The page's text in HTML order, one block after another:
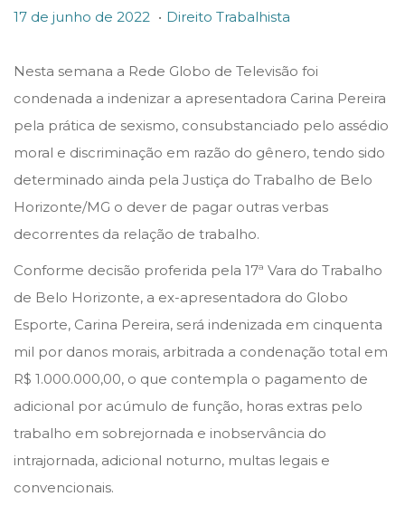
P
s
t
e
d
o
n
17 de junho de 2022
d
e
j
u
n
h
o
. P
s
t
e
d
i
n
Direito Trabalhista
Nesta semana a Rede Globo de Televisão foi
condenada a indenizar a apresentadora Carina Pereira
pela prática de sexismo, consubstanciado pelo assédio
moral e discriminação em razão do gênero, tendo sido
determinado ainda pela Justiça do Trabalho de Belo
Horizonte/MG o dever de pagar outras verbas
decorrentes da relação de trabalho.
Conforme decisão proferida pela 17ª Vara do Trabalho
de Belo Horizonte, a ex-apresentadora do Globo
Esporte, Carina Pereira, será indenizada em cinquenta
mil por danos morais, arbitrada a condenação total em
R$ 1.000.000,00, o que contempla o pagamento de
adicional por acúmulo de função, horas extras pelo
trabalho em sobrejornada e inobservância do
intrajornada, adicional noturno, multas legais e
convencionais.